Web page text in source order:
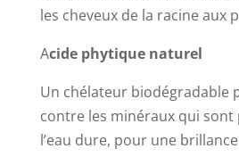
les cheveux de la racine aux
Acide phytique naturel
Un chélateur biodégradable
contre les minéraux qui sont
l’eau dure, pour une